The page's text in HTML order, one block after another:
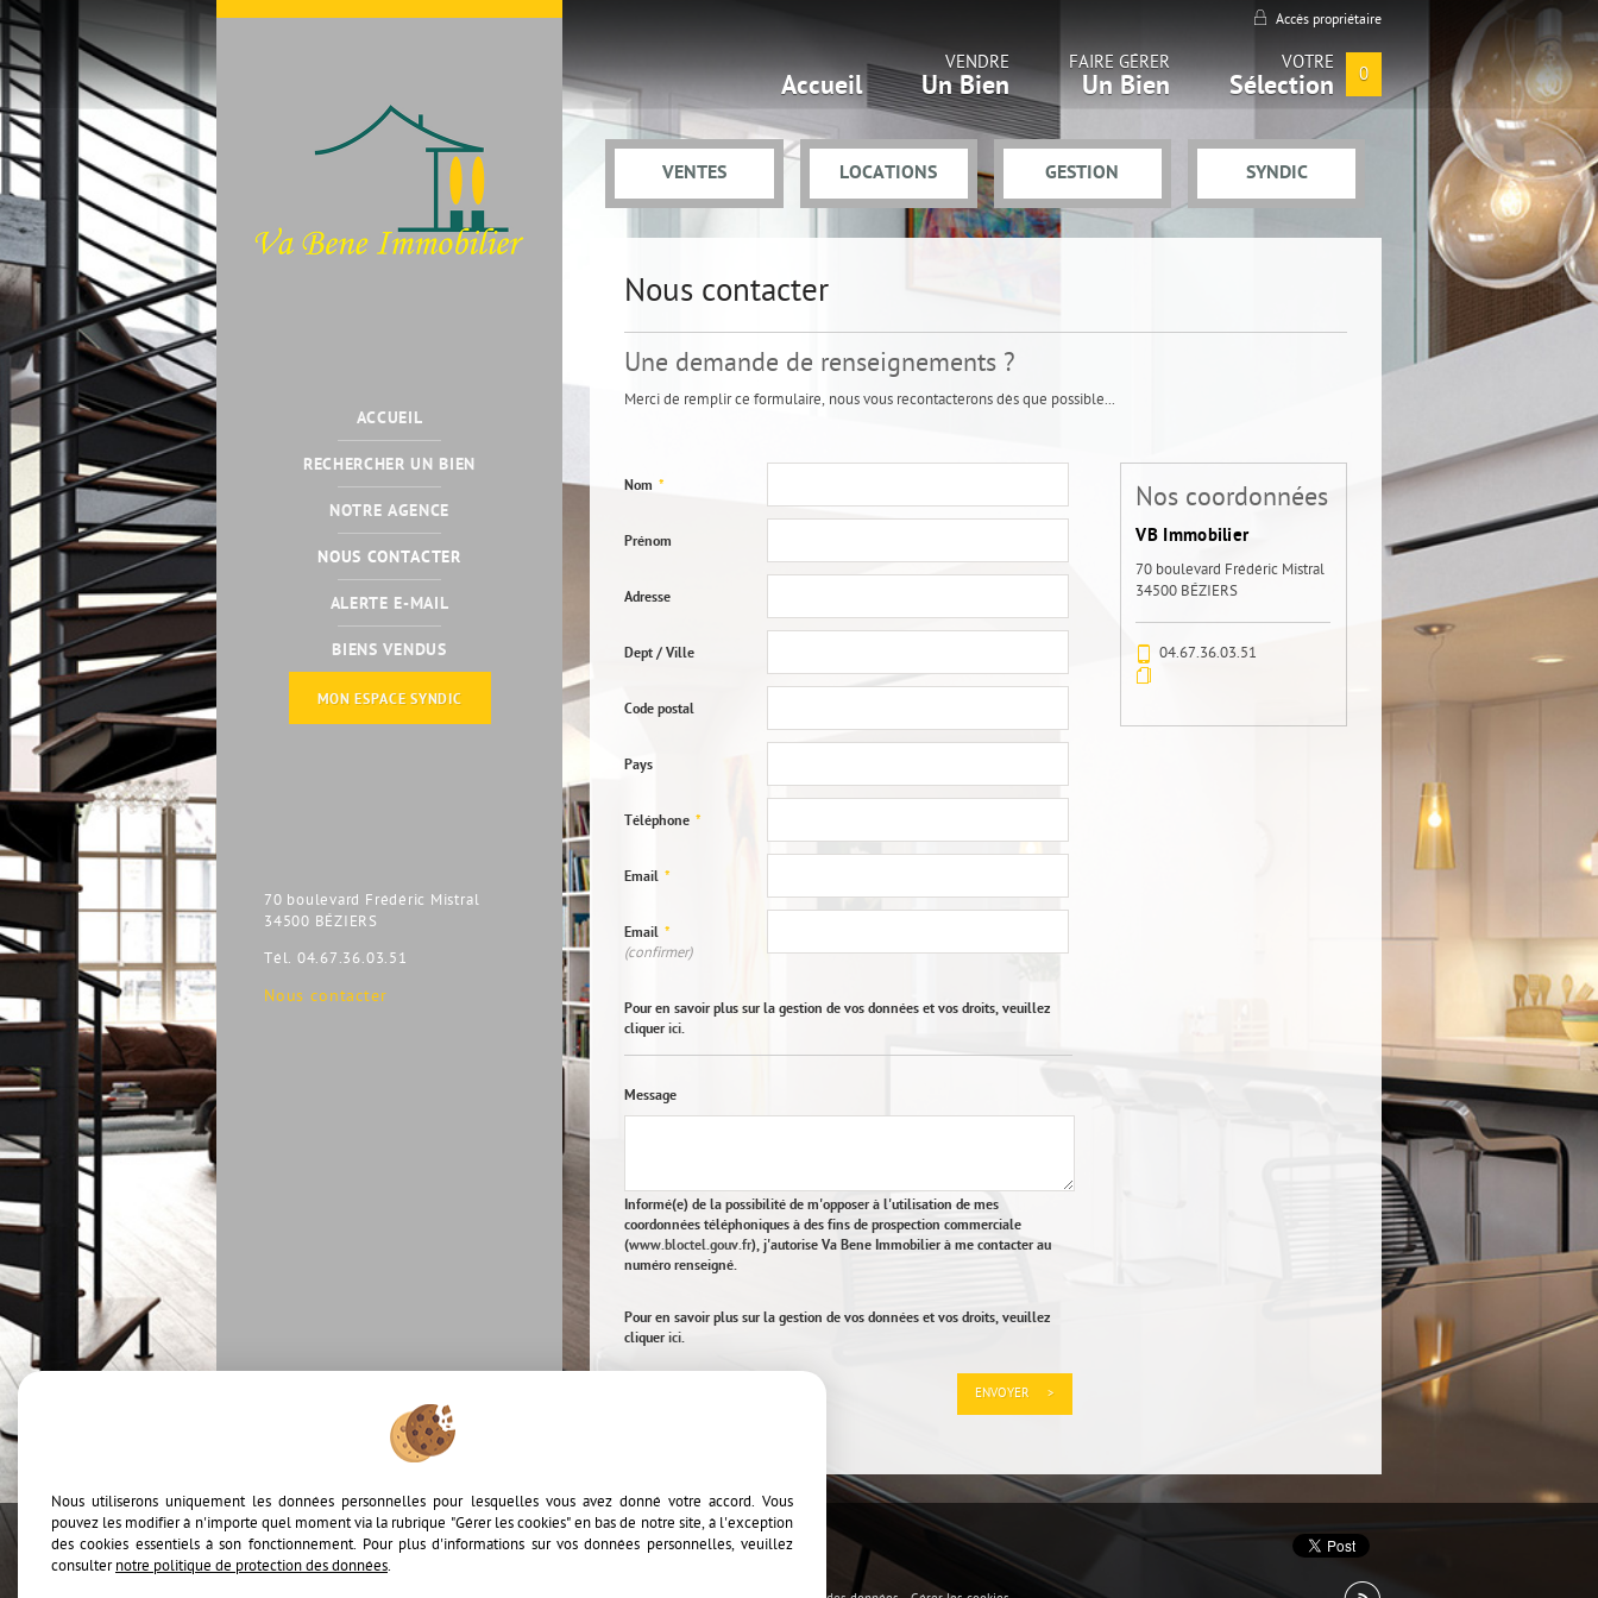
Accès propriétaire
Accueil
VENDRE
Un Bien
FAIRE GÉRER
Un Bien
VOTRE
Sélection 0
VENTES LOCATIONS GESTION SYNDIC
ACCUEIL
RECHERCHER UN BIEN
NOTRE AGENCE
NOUS CONTACTER
ALERTE E-MAIL
BIENS VENDUS
MON ESPACE SYNDIC
70 boulevard Frédéric Mistral
34500 BÉZIERS
Tél. 04.67.36.03.51
Nous contacter
Nous contacter
Une demande de renseignements ?
Merci de remplir ce formulaire, nous vous recontacterons dès que possible...
Nom *
Prénom
Adresse
Dept / Ville
Code postal
Pays
Téléphone *
Email *
Email *
(confirmer)
Pour en savoir plus sur la gestion de vos données et vos droits, veuillez
cliquerici.
Message
Informé(e) de la possibilité de m'opposer à l'utilisation de mes
coordonnées téléphoniques à des fins de prospection commerciale
(www.bloctel.gouv.fr), j'autorise Va Bene Immobilier à me contacter au
numéro renseigné.
Pour en savoir plus sur la gestion de vos données et vos droits, veuillez
cliquerici.
Nos coordonnées
VB Immobilier
70 boulevard Frédéric Mistral
34500 BÉZIERS
04.67.36.03.51
Ajouter aux favoris
Nous utiliserons uniquement les données personnelles pour lesquelles vous avez donné votre accord. Vous
pouvez les modifier à n'importe quel moment via la rubrique "Gérer les cookies" en bas de notre site, à l'exception
des cookies essentiels à son fonctionnement. Pour plus d'informations sur vos données personnelles, veuillez
consulternotre politique de protection des données.